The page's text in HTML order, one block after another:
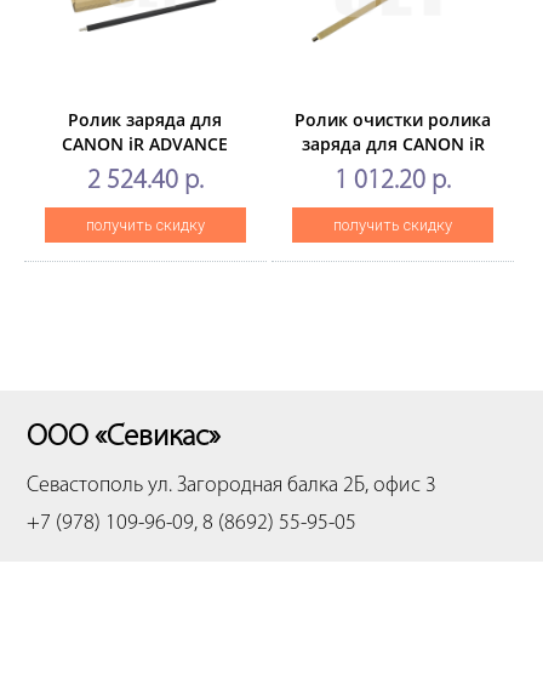
Ролик заряда для
CANON iR ADVANCE
C7580i/7565i
(CET),CET251057
2 524.40 р.
получить скидку
Ролик очистки ролика
заряда для CANON iR
ADVANCEC3325i/C3330i/
(CET),CET5254
1 012.20 р.
получить скидку
ООО «Севикас»
Севастополь ул. Загородная балка 2Б, офис 3
+7 (978) 109-96-09, 8 (8692) 55-95-05